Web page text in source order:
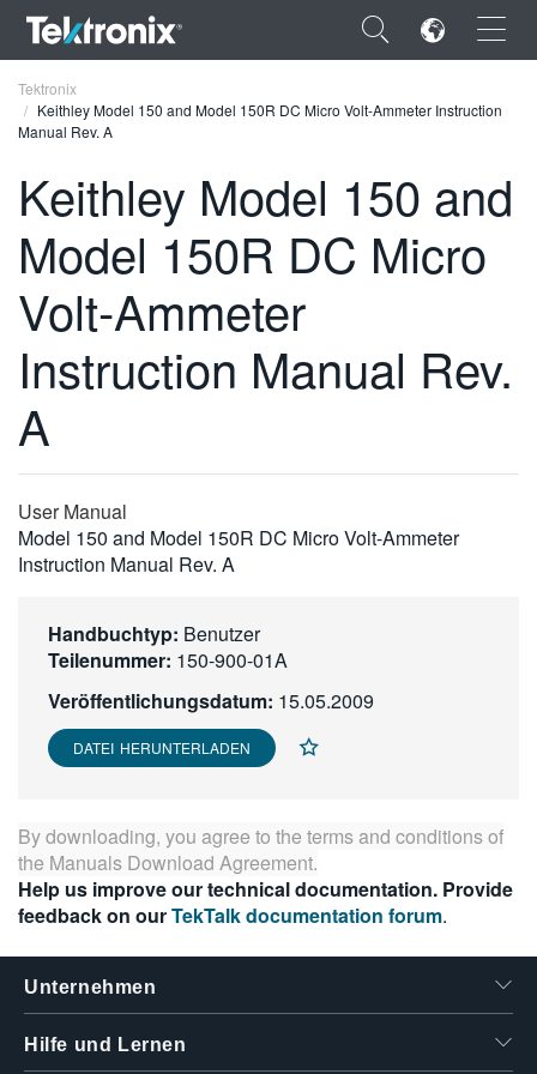
×
ENGLISH
FRANÇAIS
DEUTSCH
VIỆT NAM
한국어
繁體中文
Tektronix
Keithley Model 150 and Model 150R DC Micro Volt-Ammeter Instruction
Manual Rev. A
Keithley Model 150 and
Model 150R DC Micro
Volt-Ammeter
Instruction Manual Rev.
A
User Manual
Model 150 and Model 150R DC Micro Volt-Ammeter
Instruction Manual Rev. A
Handbuchtyp: Benutzer
Teilenummer: 150-900-01A
Veröffentlichungsdatum: 15.05.2009
DATEI HERUNTERLADEN
By downloading, you agree to the terms and conditions of
the Manuals Download Agreement.
Help us improve our technical documentation. Provide
feedback on ourTekTalk documentation forum.
Unternehmen
Hilfe und Lernen